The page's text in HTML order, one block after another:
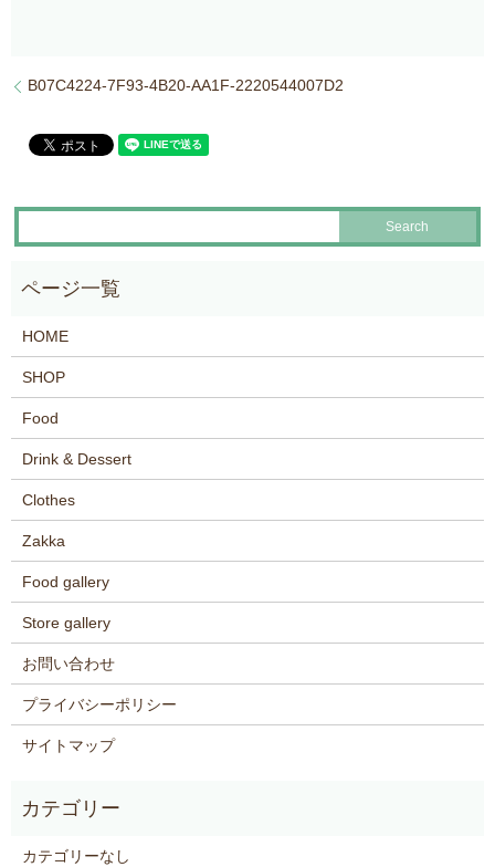
B07C4224-7F93-4B20-AA1F-2220544007D2
HOME
SHOP
Food
Drink & Dessert
Clothes
Zakka
Food gallery
Store gallery
お問い合わせ
プライバシーポリシー
サイトマップ
カテゴリーなし